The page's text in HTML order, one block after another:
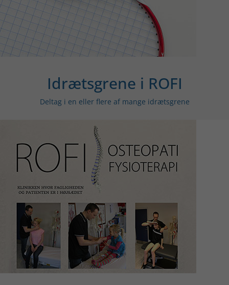
Idrætsgrene i ROFI
Deltag i en eller flere af mange idrætsgrene